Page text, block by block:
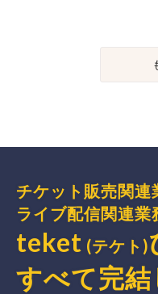
チケット販売関連
ライブ配信関連業
teket (テケト)
すべて完結